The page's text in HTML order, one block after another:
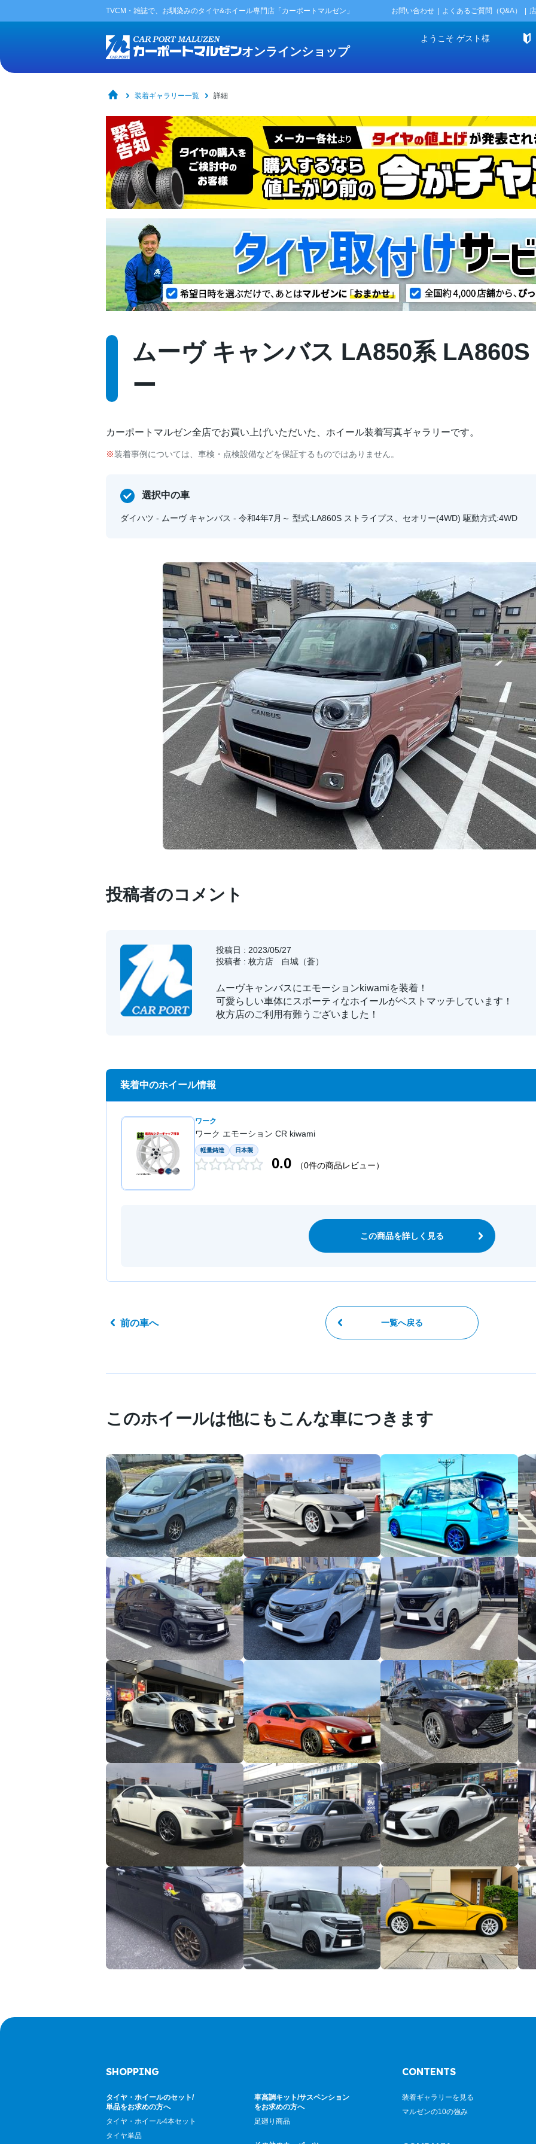
TVCM・雑誌で、お馴染みのタイヤ&ホイール専門店「カーポートマルゼン」 お問い合わせ よくあるご質問（Q&A）
オンラインショップ
ようこそ ゲスト様
装着ギャラリー一覧 詳細
ムーヴ キャンバス LA850系
ー
カーポートマルゼン全店でお買い上げいただいた、ホイール装着写真ギャラリーです。
装着事例については、車検・点検設備などを保証するものではありません。
選択中の車
ダイハツ - ムーヴ キャンバス - 令和4年7月～ 型式:LA860S ストライプス、セオリー(4WD) 駆動方式:4WD
投稿者のコメント
投稿日 : 2023/05/27
投稿者 : 枚方店 白城（蒼）
ムーヴキャンバスにエモーションkiwamiを装着！
可愛らしい車体にスポーティなホイールがベストマッチしています！
枚方店のご利用有難うございました！
装着中のホイール情報
ワーク
ワーク エモーション CR kiwami
軽量鋳造 日本製
0.0 （0件の商品レビュー）
この商品を詳しく見る
前の車へ 一覧へ戻る
このホイールは他にもこんな車につきます
SHOPPING
タイヤ・ホイールのセット/
単品をお求めの方へ
タイヤ・ホイール4本セット
タイヤ単品
車高調キット/サスペンション
をお求めの方へ
足廻り商品
CONTENTS
装着ギャラリーを見る
マルゼンの10の強み